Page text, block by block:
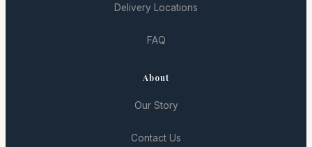
Delivery Locations
FAQ
About
Our Story
Contact Us